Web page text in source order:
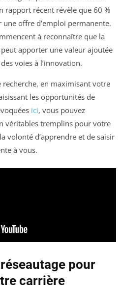
rapport récent révèle que 60 %
une offre d’emploi permanente.
à reconnaître que la
apporter une valeur ajoutée
voies à l’innovation.
en maximisant votre
les opportunités de
ici, vous pouvez
véritables tremplins pour votre
volonté d’apprendre et de saisir
à vous.
pour
carrière